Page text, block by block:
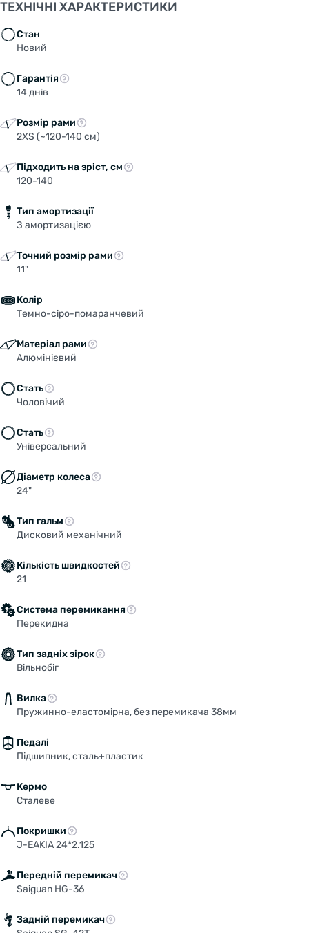
ТЕХНІЧНІ ХАРАКТЕРИСТИКИ
Стан
Новий
Гарантія
14 днів
Розмір рами
2XS (~120-140 см)
Підходить на зріст, см
120-140
Тип амортизації
З амортизацією
Точний розмір рами
11"
Колір
Темно-сіро-помаранчевий
Матеріал рами
Алюмінієвий
Стать
Чоловічий
Стать
Універсальний
Діаметр колеса
24"
Тип гальм
Дисковий механічний
Кількість швидкостей
21
Система перемикання
Перекидна
Тип задніх зірок
Вільнобіг
Вилка
Пружинно-еластомірна, без перемикача 38мм
Педалі
Підшипник, сталь+пластик
Кермо
Сталеве
Покришки
J-EAKIA 24*2.125
Передній перемикач
Saiguan HG-36
Задній перемикач